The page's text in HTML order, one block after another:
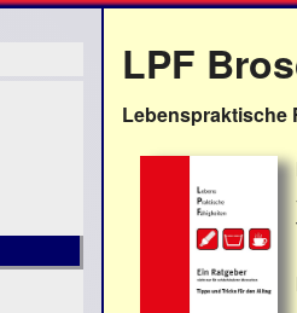
LPF
Lebenspraktische